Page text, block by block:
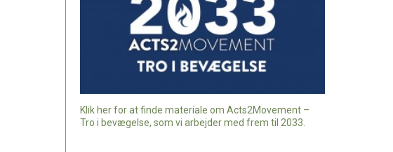
Klik her for at finde materiale om Acts2Movement –
Tro i bevægelse, som vi arbejder med frem til 2033.